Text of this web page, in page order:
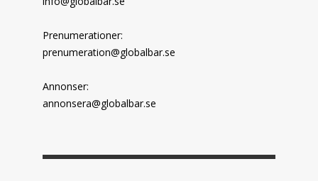
Prenumerationer:
prenumeration@globalbar.se
Annonser:
annonsera@globalbar.se